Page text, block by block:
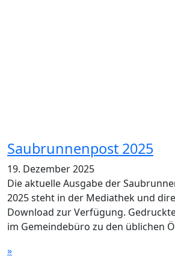
Saubrunnenpost 2025
19. Dezember 2025
Die aktuelle Ausgabe der
2025 steht in der Mediathek und
Download zur Verfügung.
im Gemeindebüro zu den üblichen
»